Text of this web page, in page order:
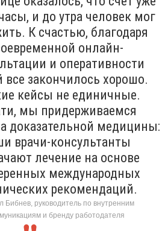
и до утра человек мог
К счастью, благодаря
онлайн-
и оперативности
все закончилось хорошо.
кейсы не единичные.
мы придерживаемся
доказательной медицины:
врачи-консультанты
лечение на основе
международных
рекомендаций.
Бибнев, руководитель по внутренним
и бренду работодателя